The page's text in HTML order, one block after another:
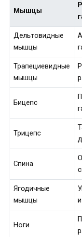
Мышцы
Дельтовидные
мышцы
Трапециевидные
мышцы
Бицепс
Трицепс
Спина
Ягодичные
мышцы
Ноги